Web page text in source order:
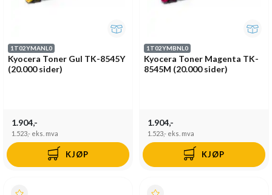
1T02YMANL0
Kyocera Toner Gul TK-8545Y
(20.000 sider)
1.904,-
1.523,- eks. mva
KJØP
1T02YMBNL0
Kyocera Toner Magenta TK-
8545M (20.000 sider)
1.904,-
1.523,- eks. mva
KJØP